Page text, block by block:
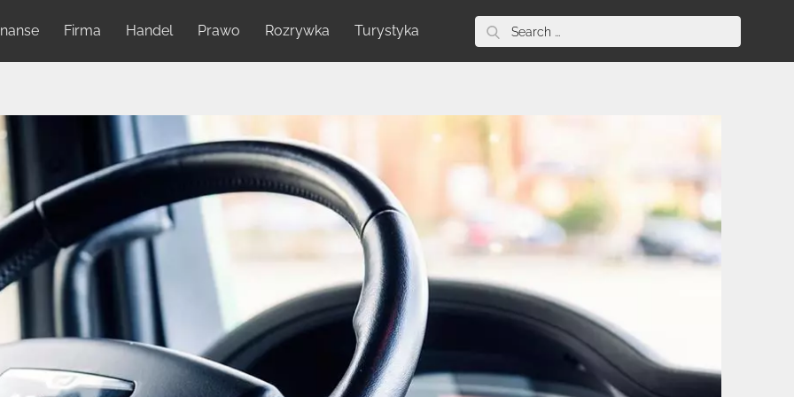
Firma Handel Prawo Rozrywka Turystyka
Search
for: